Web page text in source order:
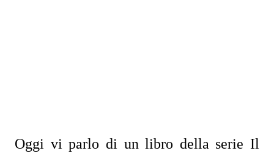
Oggi vi parlo di un libro della serie Il